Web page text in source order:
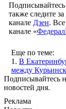
также следите
канале Дзен.
канале «
Еще по теме:
1. В
между
Подписывайтесь
новостей дня.
Реклама